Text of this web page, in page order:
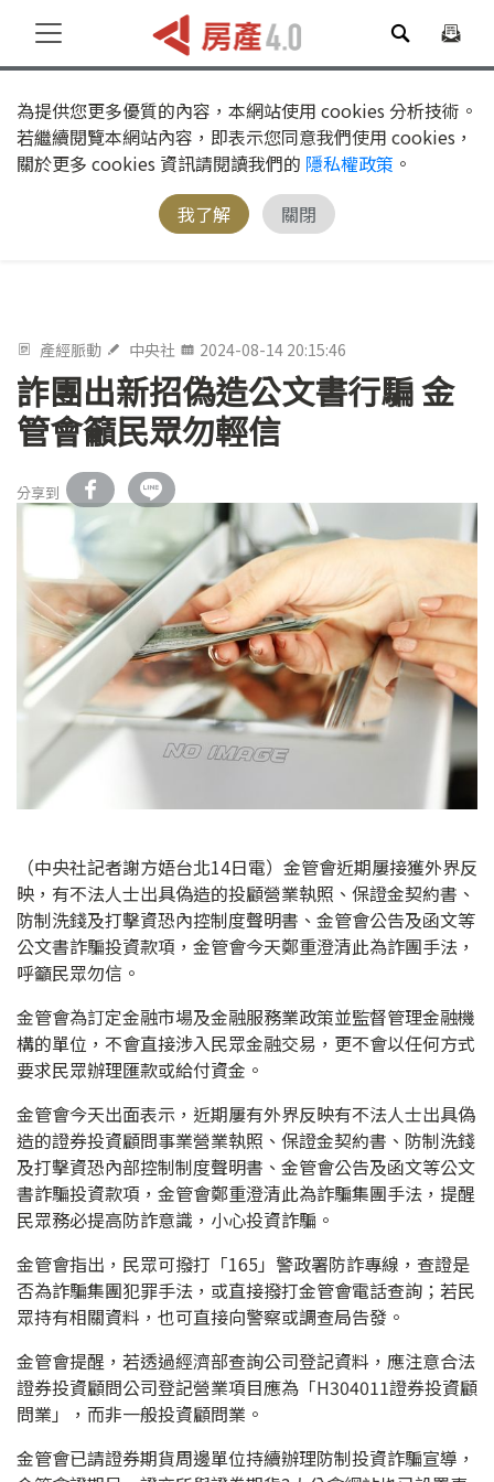
為提供您更多優質的內容，本網站使用 cookies 分析技術。
若繼續閱覽本網站內容，即表示您同意我們使用 cookies，
關於更多 cookies 資訊請閱讀我們的 隱私權政策 。
我了解
關閉
產經脈動 中央社 2024-08-14 20:15:46
詐團出新招偽造公文書行騙 金
管會籲民眾勿輕信
分享到
（中央社記者謝方娪台北14日電）金管會近期屢接獲外界反
映，有不法人士出具偽造的投顧營業執照、保證金契約書、
防制洗錢及打擊資恐內控制度聲明書、金管會公告及函文等
公文書詐騙投資款項，金管會今天鄭重澄清此為詐團手法，
呼籲民眾勿信。
金管會為訂定金融市場及金融服務業政策並監督管理金融機
構的單位，不會直接涉入民眾金融交易，更不會以任何方式
要求民眾辦理匯款或給付資金。
金管會今天出面表示，近期屢有外界反映有不法人士出具偽
造的證券投資顧問事業營業執照、保證金契約書、防制洗錢
及打擊資恐內部控制制度聲明書、金管會公告及函文等公文
書詐騙投資款項，金管會鄭重澄清此為詐騙集團手法，提醒
民眾務必提高防詐意識，小心投資詐騙。
金管會指出，民眾可撥打「165」警政署防詐專線，查證是
否為詐騙集團犯罪手法，或直接撥打金管會電話查詢；若民
眾持有相關資料，也可直接向警察或調查局告發。
金管會提醒，若透過經濟部查詢公司登記資料，應注意合法
證券投資顧問公司登記營業項目應為「H304011證券投資顧
問業」，而非一般投資顧問業。
金管會已請證券期貨周邊單位持續辦理防制投資詐騙宣導，